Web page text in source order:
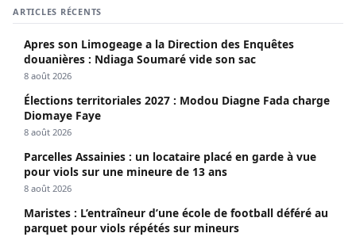
ARTICLES RÉCENTS
Apres son Limogeage a la Direction des Enquêtes
douanières : Ndiaga Soumaré vide son sac
8 août 2026
Élections territoriales 2027 : Modou Diagne Fada charge
Diomaye Faye
8 août 2026
Parcelles Assainies : un locataire placé en garde à vue
pour viols sur une mineure de 13 ans
8 août 2026
Maristes : L’entraîneur d’une école de football déféré au
parquet pour viols répétés sur mineurs